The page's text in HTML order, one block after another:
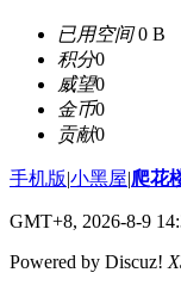
已用空间0 B
积分0
威望0
金币0
贡献0
手机版|小黑屋|爬花
GMT+8, 2026-8-9
Powered by Discuz!